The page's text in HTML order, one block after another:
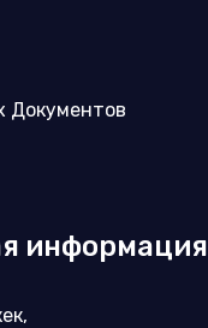
Документов
информация